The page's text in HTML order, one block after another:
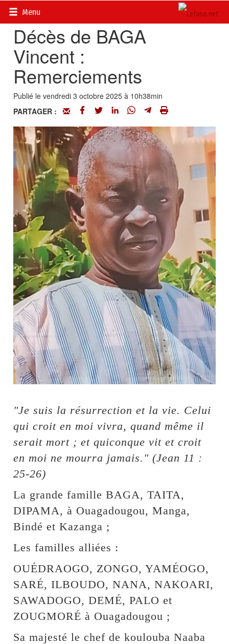
Menu
Accueil>
Décès de BAGA
Vincent :
Remerciements
Publié le vendredi 3 octobre 2025 à 10h38min
PARTAGER :
"Je suis la résurrection et la vie. Celui
qui croit en moi vivra, quand même il
serait mort ; et quiconque vit et croit
en moi ne mourra jamais." (Jean 11 :
25-26)
La grande famille BAGA, TAITA,
DIPAMA, à Ouagadougou, Manga,
Bindé et Kazanga ;
Les familles alliées :
OUÉDRAOGO, ZONGO, YAMÉOGO,
SARÉ, ILBOUDO, NANA, NAKOARI,
SAWADOGO, DEMÉ, PALO et
ZOUGMORÉ à Ouagadougou ;
Sa majesté le chef de koulouba Naaba